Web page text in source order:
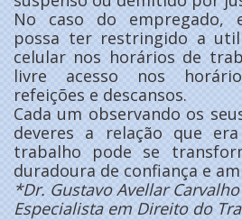
No caso do empregado,
possa ter restringido a
celular nos horários de
livre acesso nos
refeições e descansos.
Cada um observando os
deveres a relação que
trabalho pode se
duradoura de confiança e
*Dr. Gustavo Avellar
Especialista em Direito do